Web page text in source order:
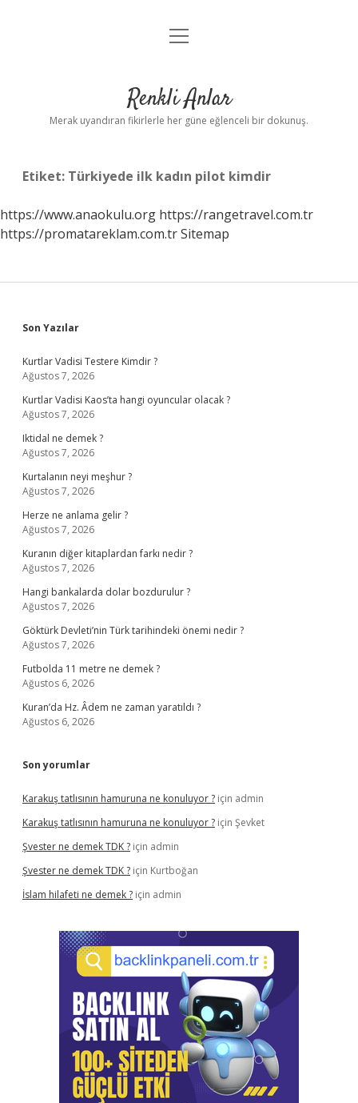
Anasayfa
Yasal Uyarı
menüyü
Renkli Anlar
Merak uyandıran fikirlerle her güne eğlenceli bir dokunuş.
Etiket: Türkiyede ilk kadın pilot kimdir
https://www.anaokulu.org https://rangetravel.com.tr
https://promatareklam.com.trSitemap
Sidebar
Son Yazılar
Kurtlar Vadisi Testere Kimdir ?
Ağustos 7, 2026
Kurtlar Vadisi Kaos’ta hangi oyuncular olacak ?
Ağustos 7, 2026
Iktidal ne demek ?
Ağustos 7, 2026
Kurtalanın neyi meşhur ?
Ağustos 7, 2026
Herze ne anlama gelir ?
Ağustos 7, 2026
Kuranın diğer kitaplardan farkı nedir ?
Ağustos 7, 2026
Hangi bankalarda dolar bozdurulur ?
Ağustos 7, 2026
Göktürk Devleti’nin Türk tarihindeki önemi nedir ?
Ağustos 7, 2026
Futbolda 11 metre ne demek ?
Ağustos 6, 2026
Kuran’da Hz. Âdem ne zaman yaratıldı ?
Ağustos 6, 2026
Son yorumlar
Karakuş tatlısının hamuruna ne konuluyor ? için admin
Karakuş tatlısının hamuruna ne konuluyor ? için Şevket
Şvester ne demek TDK ? için admin
Şvester ne demek TDK ? için Kurtboğan
İslam hilafeti ne demek ? için admin